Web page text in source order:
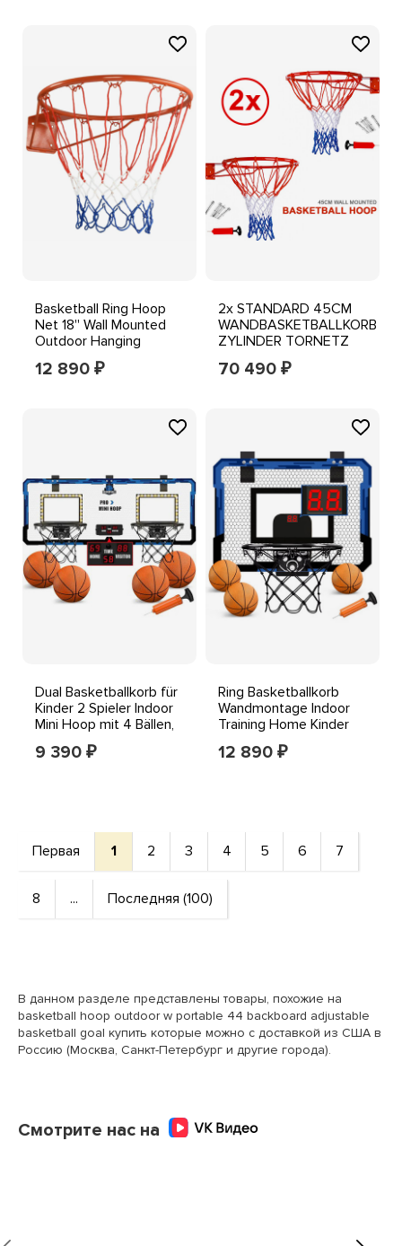
Basketball Ring Hoop
Net 18'' Wall Mounted
Outdoor Hanging
Basket Professional
12 890 ₽
2x STANDARD 45CM
WANDBASKETBALLKORB
ZYLINDER TORNETZ
OUTDOOR SPORT
70 490 ₽
Dual Basketballkorb für
Kinder 2 Spieler Indoor
Mini Hoop mit 4 Bällen,
Anzeigetafel
9 390 ₽
Ring Basketballkorb
Wandmontage Indoor
Training Home Kinder
Basketball Spielzeug
Mini
12 890 ₽
Первая 1 2 3 4 5 6 7
8 ... Последняя (100)
В данном разделе представлены товары, похожие на
basketball hoop outdoor w portable 44 backboard adjustable
basketball goal купить которые можно с доставкой из США в
Россию (Москва, Санкт-Петербург и другие города).
Смотрите нас на